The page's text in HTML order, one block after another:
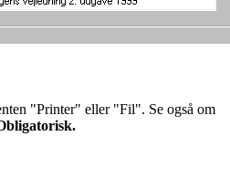
"Printer" eller "Fil". Se også om